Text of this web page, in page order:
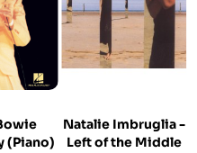
(Piano)
Natalie Imbruglia -
Left of the Middle